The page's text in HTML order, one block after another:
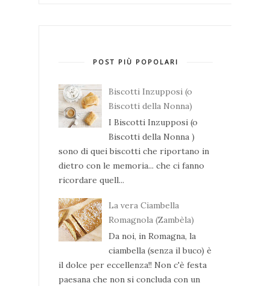
POST PIÙ POPOLARI
Biscotti Inzupposi (o
Biscotti della Nonna)
I Biscotti Inzupposi (o
Biscotti della Nonna )
sono di quei biscotti che riportano in
dietro con le memoria... che ci fanno
ricordare quell...
La vera Ciambella
Romagnola (Zambèla)
Da noi, in Romagna, la
ciambella (senza il buco) è
il dolce per eccellenza!! Non c'è festa
paesana che non si concluda con un